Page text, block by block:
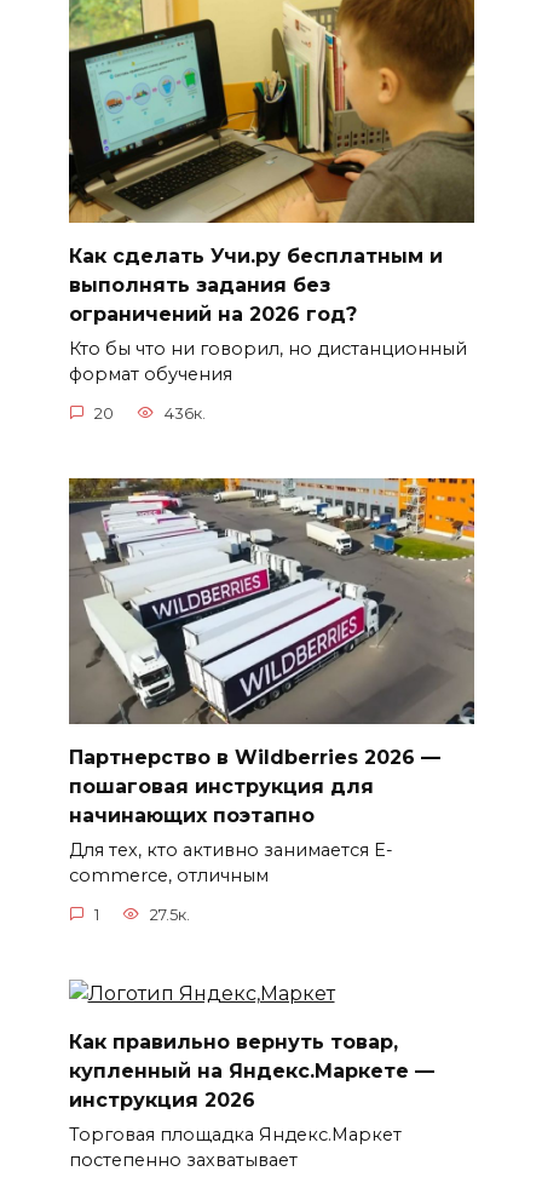
Как сделать Учи.ру бесплатным и
выполнять задания без
ограничений на 2026 год?
Кто бы что ни говорил, но дистанционный
формат обучения
20 436к.
Партнерство в Wildberries 2026 —
пошаговая инструкция для
начинающих поэтапно
Для тех, кто активно занимается E-
commerce, отличным
1 27.5к.
Как правильно вернуть товар,
купленный на Яндекс.Маркете —
инструкция 2026
Торговая площадка Яндекс.Маркет
постепенно захватывает